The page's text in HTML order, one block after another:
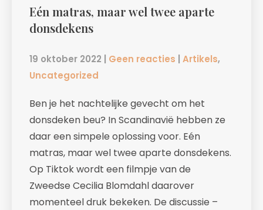
Eén matras, maar wel twee aparte
donsdekens
19 oktober 2022 Geen reacties Artikels,
Uncategorized
Ben je het nachtelijke gevecht om het
donsdeken beu? In Scandinavië hebben ze
daar een simpele oplossing voor. Eén
matras, maar wel twee aparte donsdekens.
Op Tiktok wordt een filmpje van de
Zweedse Cecilia Blomdahl daarover
momenteel druk bekeken. De discussie –